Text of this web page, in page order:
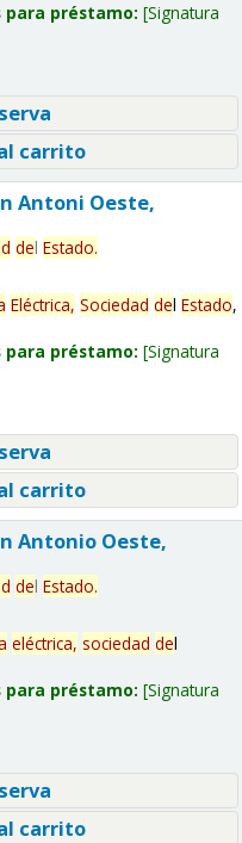
para préstamo: Signatura
carrito
Antoni Oeste,
del Estado.
Eléctrica, Sociedad del Estado,
para préstamo: Signatura
carrito
Antonio Oeste,
del Estado.
eléctrica, sociedad del
para préstamo: Signatura
carrito